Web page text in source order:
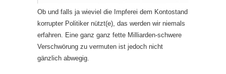
Ob und falls ja wieviel die Impferei dem Kontostand
korrupter Politiker nützt(e), das werden wir niemals
erfahren. Eine ganz ganz fette Milliarden-schwere
Verschwörung zu vermuten ist jedoch nicht
gänzlich abwegig.